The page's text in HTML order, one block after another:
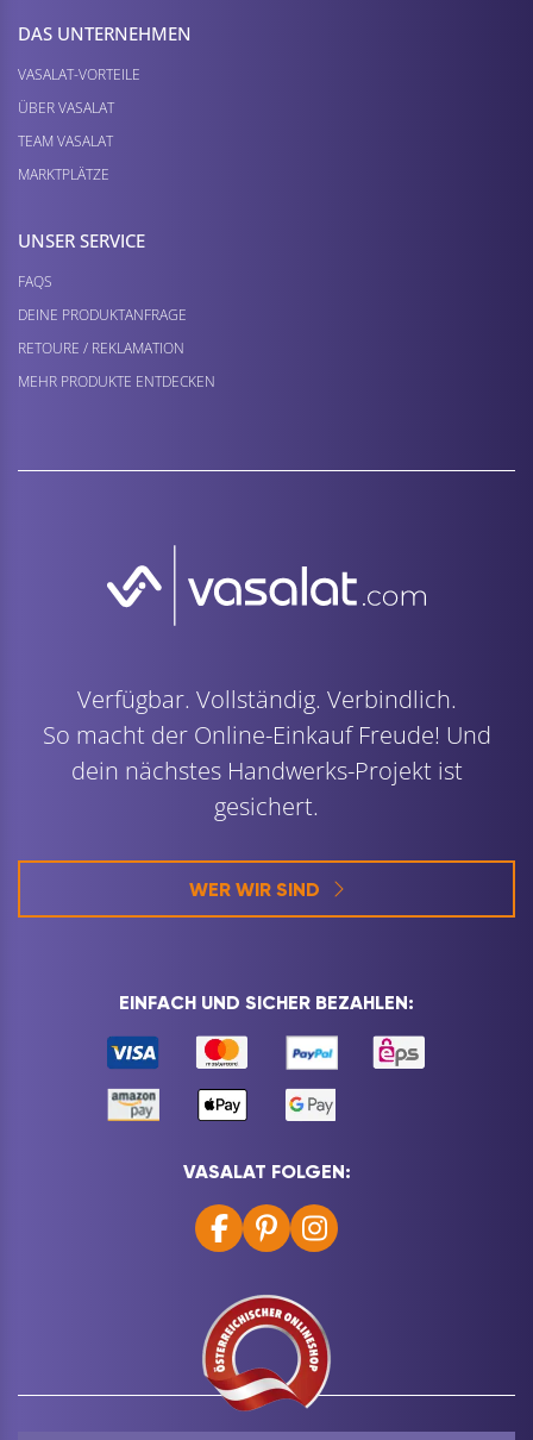
DAS UNTERNEHMEN
VASALAT-VORTEILE
ÜBER VASALAT
TEAM VASALAT
MARKTPLÄTZE
UNSER SERVICE
FAQS
DEINE PRODUKTANFRAGE
RETOURE / REKLAMATION
MEHR PRODUKTE ENTDECKEN
Verfügbar. Vollständig. Verbindlich.
So macht der Online-Einkauf Freude! Und
dein nächstes Handwerks-Projekt ist
gesichert.
WER WIR SIND
EINFACH UND SICHER BEZAHLEN:
VASALAT FOLGEN: